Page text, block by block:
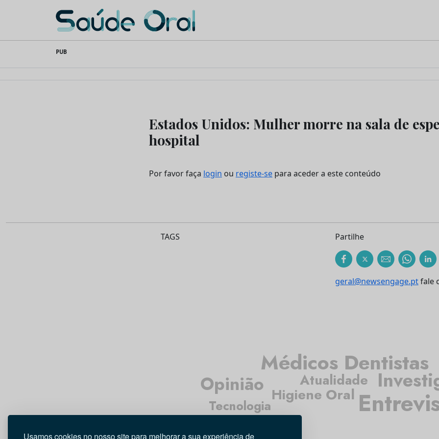
Usamos cookies no nosso site para melhorar a sua experiência de
content
Saúde Oral
PUB
Estados Unidos: Mulher morre na sala de
hospital
Por favor faça login ou registe-se para aceder a este conteúdo
TAGS Partilhe
geral@newsengage.ptfale
Atualidade
Médicos Dentistas
Higiene Oral
Opinião
Tecnologia